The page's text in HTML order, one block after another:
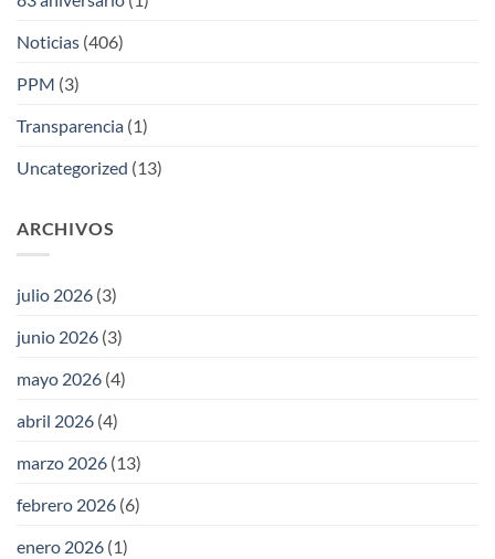
Noticias (406)
PPM (3)
Transparencia (1)
Uncategorized (13)
ARCHIVOS
julio 2026 (3)
junio 2026 (3)
mayo 2026 (4)
abril 2026 (4)
marzo 2026 (13)
febrero 2026 (6)
enero 2026 (1)